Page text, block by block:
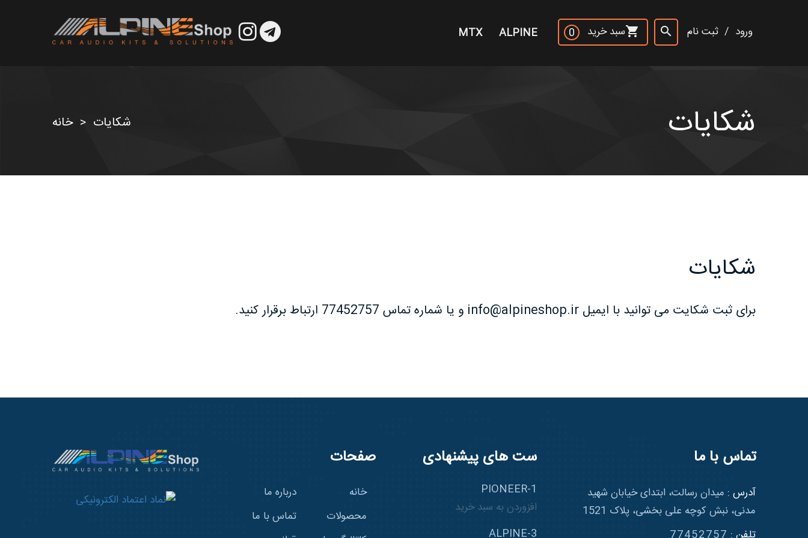
ورود / ثبت نام search
0 سبد خریدshopping_cart
ALPINE
MTX
شکایات خانه > شکایات
شکایات
برای ثبت شکایت می توانید با ایمیل info@alpineshop.ir و یا شماره تماس 77452757 ارتباط برقرار کنید.
جست و جو
صفحات
خانه
محصولات
درباره ما
تماس با ما
ست های پیشنهادی
PIONEER-1
افزوردن به سبد خرید
ALPINE-3
تماس با ما
آدرس : میدان رسالت، ابتدای خیابان شهید
مدنی، نبش کوچه علی بخشی، پلاک 1521